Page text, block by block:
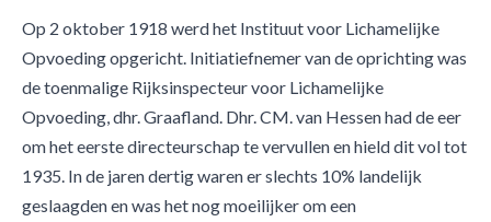
Op 2 oktober 1918 werd het Instituut voor Lichamelijke
Opvoeding opgericht. Initiatiefnemer van de oprichting was
de toenmalige Rijksinspecteur voor Lichamelijke
Opvoeding, dhr. Graafland. Dhr. CM. van Hessen had de eer
om het eerste directeurschap te vervullen en hield dit vol tot
1935. In de jaren dertig waren er slechts 10% landelijk
geslaagden en was het nog moeilijker om een